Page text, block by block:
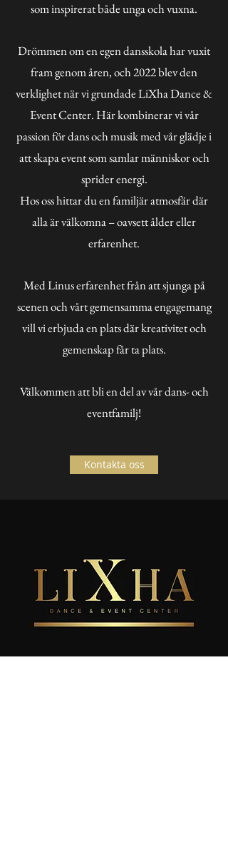
som inspirerat både unga och vuxna.
Drömmen om en egen dansskola har vuxit
fram genom åren, och 2022 blev den
verklighet när vi grundade LiXha Dance &
Event Center. Här kombinerar vi vår
passion för dans och musik med vår glädje i
att skapa event som samlar människor och
sprider energi.
Hos oss hittar du en familjär atmosfär där
alla är välkomna – oavsett ålder eller
erfarenhet.
Med Linus erfarenhet från att sjunga på
scenen och vårt gemensamma engagemang
vill vi erbjuda en plats där kreativitet och
gemenskap får ta plats.
Välkommen att bli en del av vår dans- och
eventfamilj!
Kontakta oss